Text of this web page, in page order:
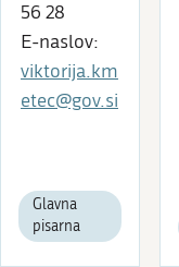
56 28
E-naslov:
viktorija.km
etec@gov.si
Glavna
pisarna